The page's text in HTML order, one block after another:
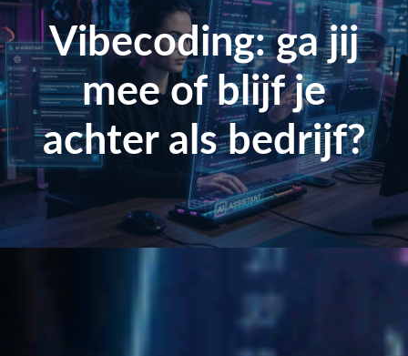
Vibecoding: ga jij
mee of blijf je
achter als bedrijf?